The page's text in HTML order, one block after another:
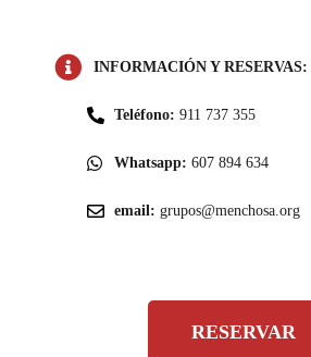
INFORMACIÓN Y RESERVAS:
Teléfono: 911 737 355
Whatsapp: 607 894 634
email: grupos@menchosa.org
RESERVAR